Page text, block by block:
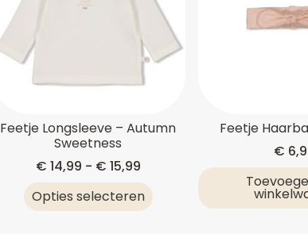
Feetje Longsleeve – Autumn
Sweetness
€ 14,99 - € 15,99
Opties selecteren
Feetje
€